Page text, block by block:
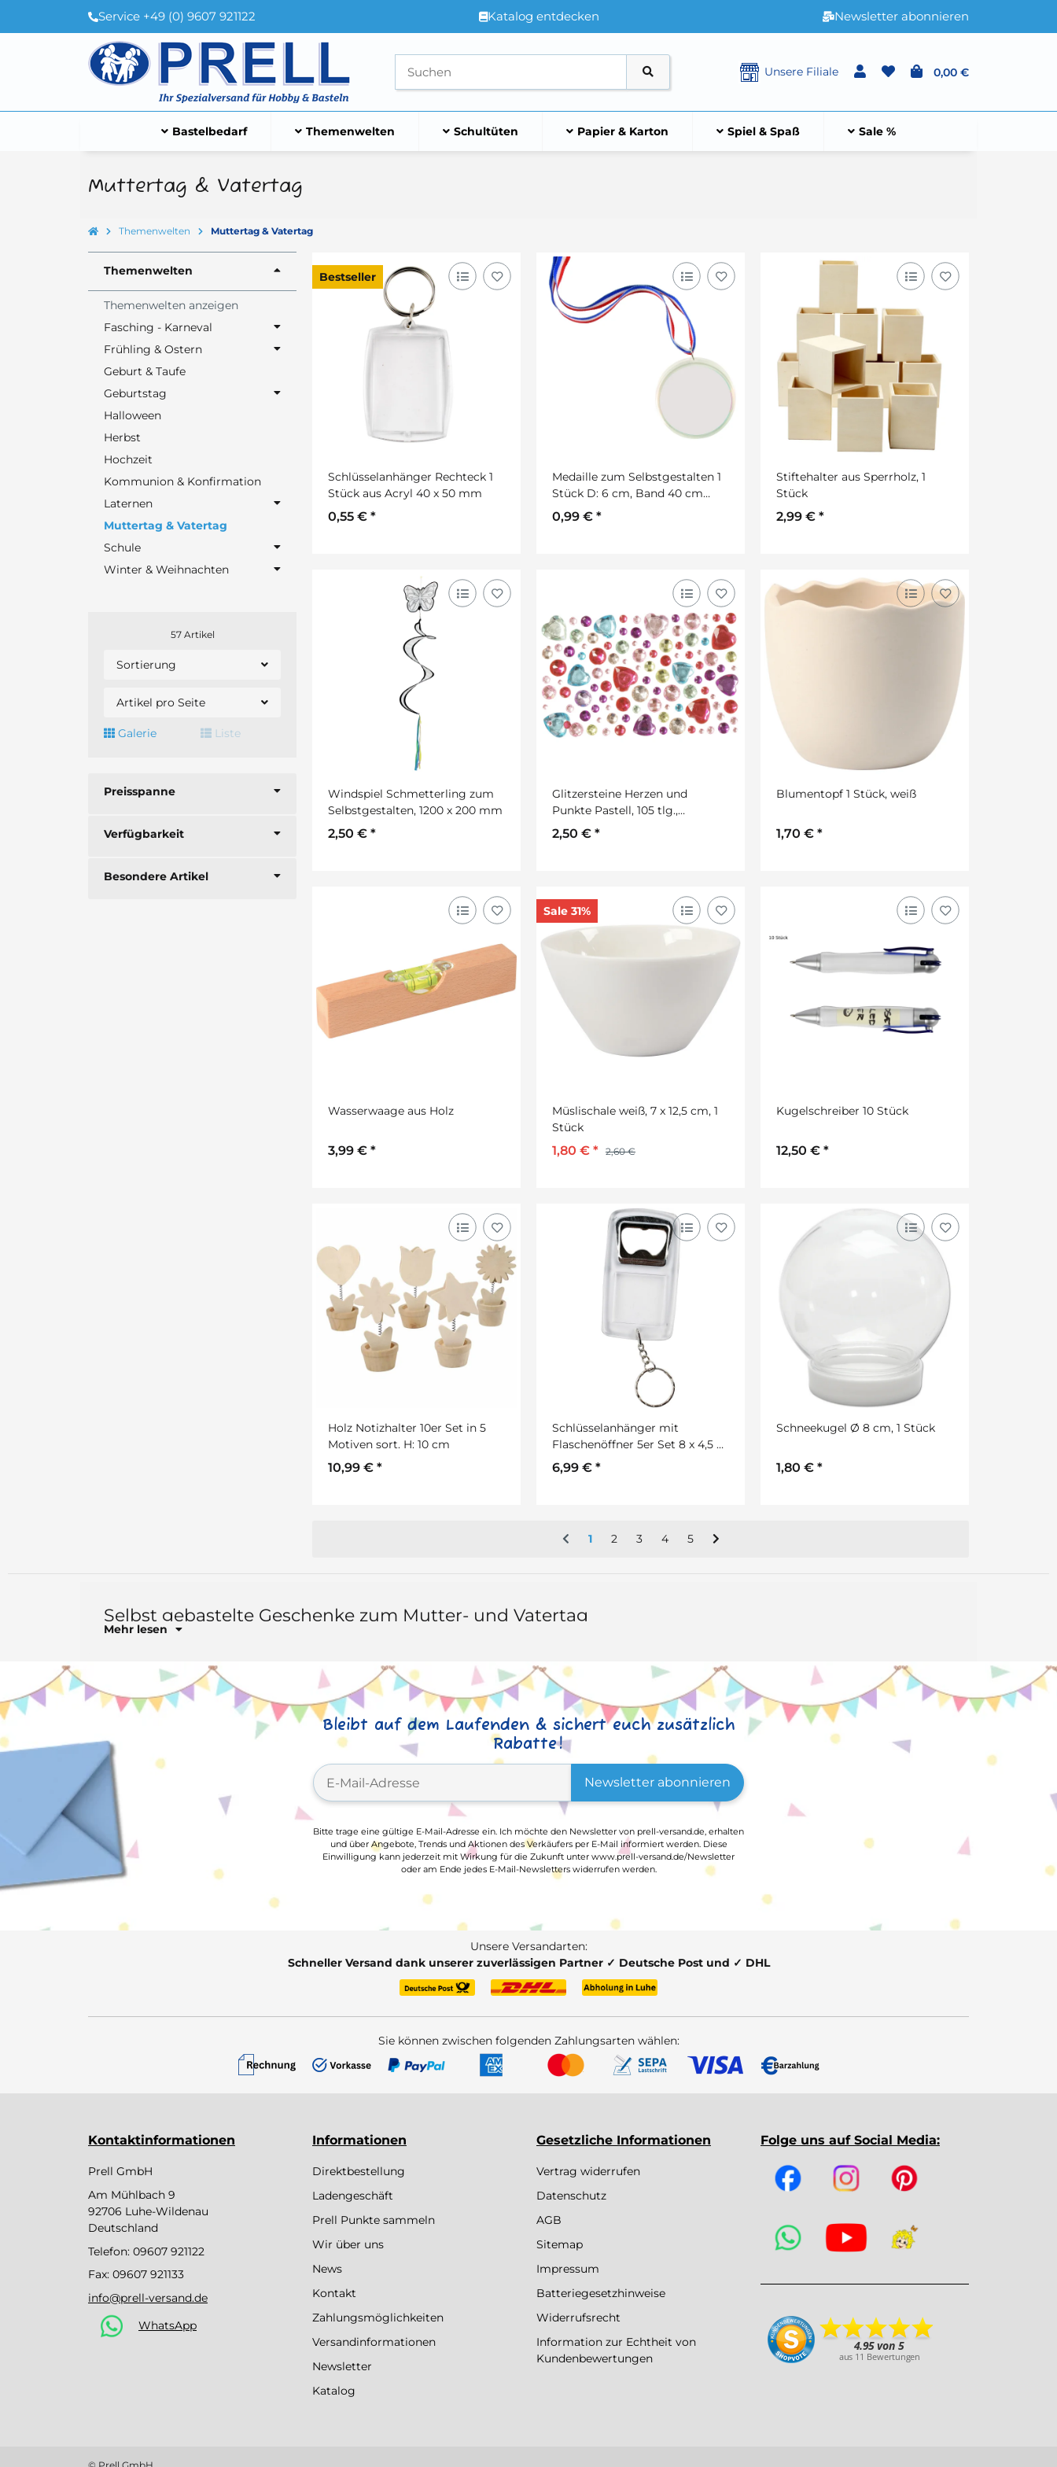
Service +49 (0) 9607 921122 Katalog entdecken Newsletter abonnieren
Unsere Filiale 0,00 €
Bastelbedarf Themenwelten Schultüten Papier & Karton Spiel & Spaß Sale %
Muttertag & Vatertag
Themenwelten Muttertag & Vatertag
Themenwelten
Themenwelten anzeigen
Fasching - Karneval
Frühling & Ostern
Geburt & Taufe
Geburtstag
Halloween
Herbst
Hochzeit
Kommunion & Konfirmation
Laternen
Muttertag & Vatertag
Schule
Winter & Weihnachten
57 Artikel
Sortierung
Artikel pro Seite
Galerie Liste
Preisspanne
Verfügbarkeit
Besondere Artikel
Bestseller
Schlüsselanhänger Rechteck 1
Stück aus Acryl 40 x 50 mm
0,55 € *
Medaille zum Selbstgestalten 1
Stück D: 6 cm, Band 40 cm
lang.
0,99 € *
Stiftehalter aus Sperrholz, 1
Stück
2,99 € *
Windspiel Schmetterling zum
Selbstgestalten, 1200 x 200 mm
2,50 € *
Glitzersteine Herzen und
Punkte Pastell, 105 tlg.,
selbstklebend
2,50 € *
Blumentopf 1 Stück, weiß
1,70 € *
Wasserwaage aus Holz
3,99 € *
Sale 31%
Müslischale weiß, 7 x 12,5 cm, 1
Stück
1,80 € * 2,60 €
Kugelschreiber 10 Stück
12,50 € *
Holz Notizhalter 10er Set in 5
Motiven sort. H: 10 cm
10,99 € *
Schlüsselanhänger mit
Flaschenöffner 5er Set 8 x 4,5 x
0,5 cm
6,99 € *
Schneekugel Ø 8 cm, 1 Stück
1,80 € *
1 2 3 4 5
Selbst gebastelte Geschenke zum Mutter- und Vatertag
Mehr lesen
Bleibt auf dem Laufenden & sichert euch zusätzlich
Rabatte!
Newsletter abonnieren
Bitte trage eine gültige E-Mail-Adresse ein. Ich möchte den Newsletter von prell-versand.de, erhalten
und über Angebote, Trends und Aktionen des Verkäufers per E-Mail informiert werden. Diese
Einwilligung kann jederzeit mit Wirkung für die Zukunft unter www.prell-versand.de/Newsletter
oder am Ende jedes E-Mail-Newsletters widerrufen werden.
Unsere Versandarten:
Schneller Versand dank unserer zuverlässigen Partner ✓ Deutsche Post und ✓ DHL
Sie können zwischen folgenden Zahlungsarten wählen:
Kontaktinformationen
Prell GmbH
Am Mühlbach 9
92706 Luhe-Wildenau
Deutschland
Telefon: 09607 921122
Fax: 09607 921133
info@prell-versand.de
WhatsApp
Informationen
Direktbestellung
Ladengeschäft
Prell Punkte sammeln
Wir über uns
News
Kontakt
Zahlungsmöglichkeiten
Versandinformationen
Newsletter
Katalog
Gesetzliche Informationen
Vertrag widerrufen
Datenschutz
AGB
Sitemap
Impressum
Batteriegesetzhinweise
Widerrufsrecht
Information zur Echtheit von
Kundenbewertungen
Folge uns auf Social Media: